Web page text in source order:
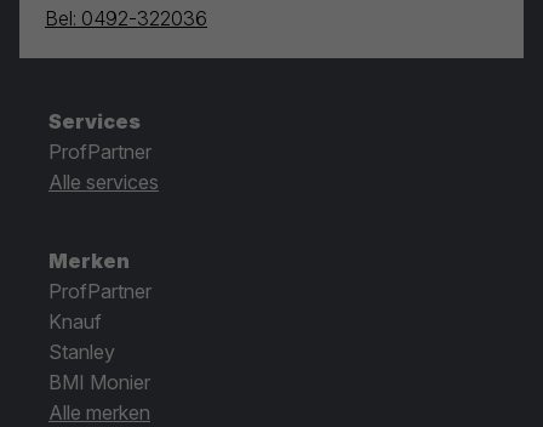
Bel: 0492-322036
Services
ProfPartner
Alle services
Merken
ProfPartner
Knauf
Stanley
BMI Monier
Alle merken